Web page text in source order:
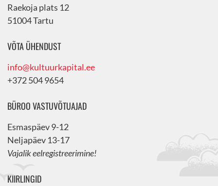
Raekoja plats 12
51004 Tartu
VÕTA ÜHENDUST
info@kultuurkapital.ee
+372 504 9654
BÜROO VASTUVÕTUAJAD
Esmaspäev 9-12
Neljapäev 13-17
Vajalik eelregistreerimine!
KIIRLINGID